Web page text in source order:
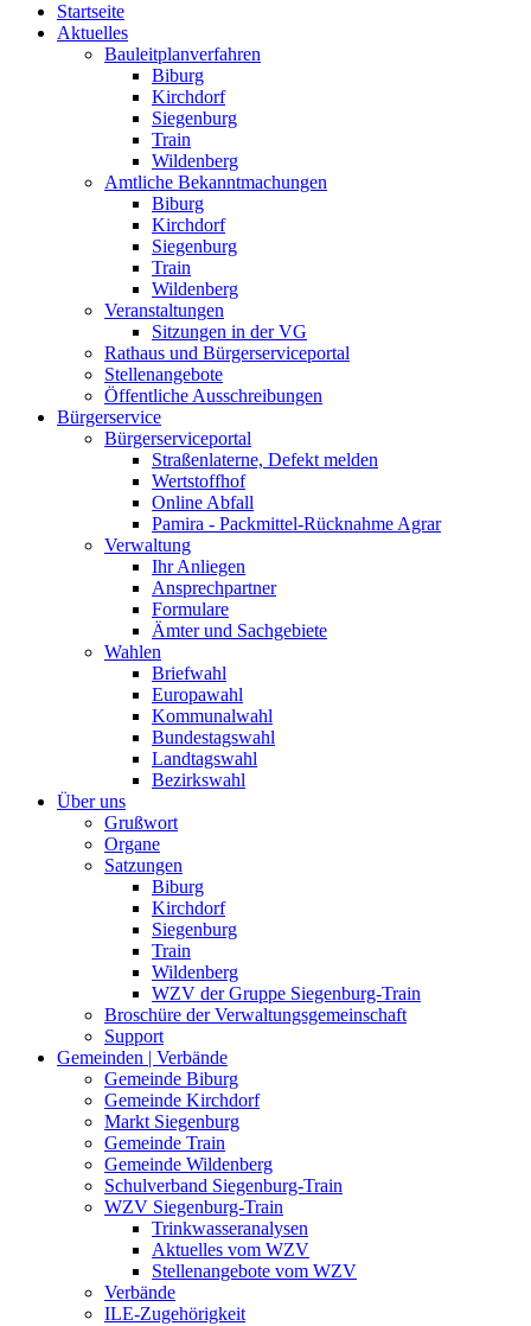
Startseite
Aktuelles
Bauleitplanverfahren
Biburg
Kirchdorf
Siegenburg
Train
Wildenberg
Amtliche Bekanntmachungen
Biburg
Kirchdorf
Siegenburg
Train
Wildenberg
Veranstaltungen
Sitzungen in der VG
Rathaus und Bürgerserviceportal
Stellenangebote
Öffentliche Ausschreibungen
Bürgerservice
Bürgerserviceportal
Straßenlaterne, Defekt melden
Wertstoffhof
Online Abfall
Pamira - Packmittel-Rücknahme Agrar
Verwaltung
Ihr Anliegen
Ansprechpartner
Formulare
Ämter und Sachgebiete
Wahlen
Briefwahl
Europawahl
Kommunalwahl
Bundestagswahl
Landtagswahl
Bezirkswahl
Über uns
Grußwort
Organe
Satzungen
Biburg
Kirchdorf
Siegenburg
Train
Wildenberg
WZV der Gruppe Siegenburg-Train
Broschüre der Verwaltungsgemeinschaft
Support
Gemeinden | Verbände
Gemeinde Biburg
Gemeinde Kirchdorf
Markt Siegenburg
Gemeinde Train
Gemeinde Wildenberg
Schulverband Siegenburg-Train
WZV Siegenburg-Train
Trinkwasseranalysen
Aktuelles vom WZV
Stellenangebote vom WZV
Verbände
ILE-Zugehörigkeit